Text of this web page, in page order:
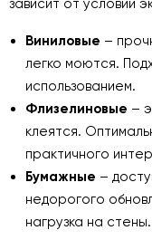
зависит от условий
Виниловые –
легко моются.
использованием.
Флизелиновые –
клеятся.
практичного
Бумажные –
недорогого
нагрузка на стены.